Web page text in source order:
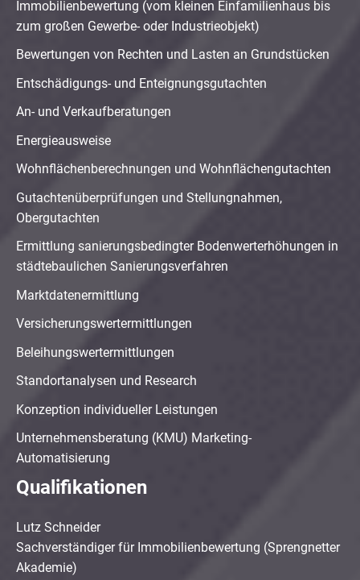
Immobilienbewertung (vom kleinen Einfamilienhaus bis
zum großen Gewerbe- oder Industrieobjekt)
Bewertungen von Rechten und Lasten an Grundstücken
Entschädigungs- und Enteignungsgutachten
An- und Verkaufberatungen
Energieausweise
Wohnflächenberechnungen und Wohnflächengutachten
Gutachtenüberprüfungen und Stellungnahmen,
Obergutachten
Ermittlung sanierungsbedingter Bodenwerterhöhungen in
städtebaulichen Sanierungsverfahren
Marktdatenermittlung
Versicherungswertermittlungen
Beleihungswertermittlungen
Standortanalysen und Research
Konzeption individueller Leistungen
Unternehmensberatung (KMU) Marketing-
Automatisierung
Qualifikationen
Lutz Schneider
Sachverständiger für Immobilienbewertung (Sprengnetter
Akademie)